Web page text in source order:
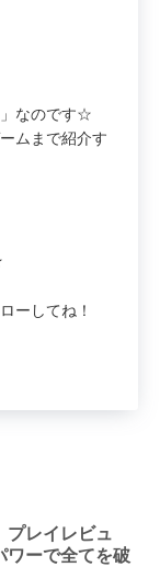
」なのです☆
ムまで紹介す
ーしてね！
プレイレビュ
ワーで全てを破